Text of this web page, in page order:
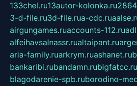
133chel.ru13autor-kolonka.ru
3-d-file.ru3d-file.rua-cdc.ru
airgungames.ruaccounts-112.ru
alfeihavsalnassr.rualtaipant.ru
aria-family.ruarkrym.ruashanet.ru
bankaribi.rubandamn.rubigfatcc.ru
blagodarenie-spb.ruborodino-